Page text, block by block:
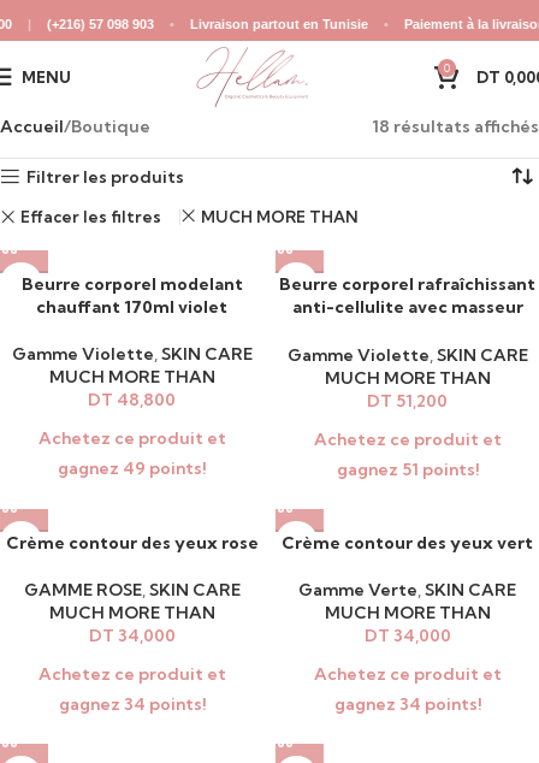
MENU 0 DT
Accueil Boutique 18 résultats affichés
Filtrer les produits
Effacer les filtres MUCH MORE THAN
Beurre corporel modelant
chauffant 170ml violet
Gamme Violette,SKIN CARE
MUCH MORE THAN
DT 48,800
Achetez ce produit et
gagnez 49 points!
Beurre corporel rafraîchissant
anti-cellulite avec masseur
Gamme Violette,SKIN CARE
MUCH MORE THAN
DT 51,200
Achetez ce produit et
gagnez 51 points!
Crème contour des yeux rose
GAMME ROSE,SKIN CARE
MUCH MORE THAN
DT 34,000
Achetez ce produit et
gagnez 34 points!
Crème contour des yeux vert
Gamme Verte,SKIN CARE
MUCH MORE THAN
DT 34,000
Achetez ce produit et
gagnez 34 points!
57 098 903 • Livraison partout en Tunisie • Paiement à la livraison •